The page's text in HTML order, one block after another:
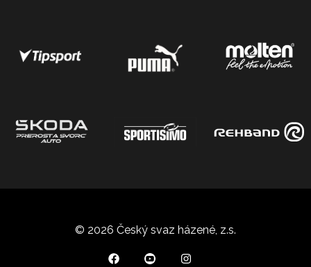
© 2026 Český svaz házené, z.s.